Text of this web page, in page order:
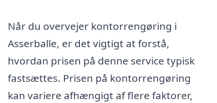
Når du overvejer kontorrengøring i
Asserballe, er det vigtigt at forstå,
hvordan prisen på denne service typisk
fastsættes. Prisen på kontorrengøring
kan variere afhængigt af flere faktorer,